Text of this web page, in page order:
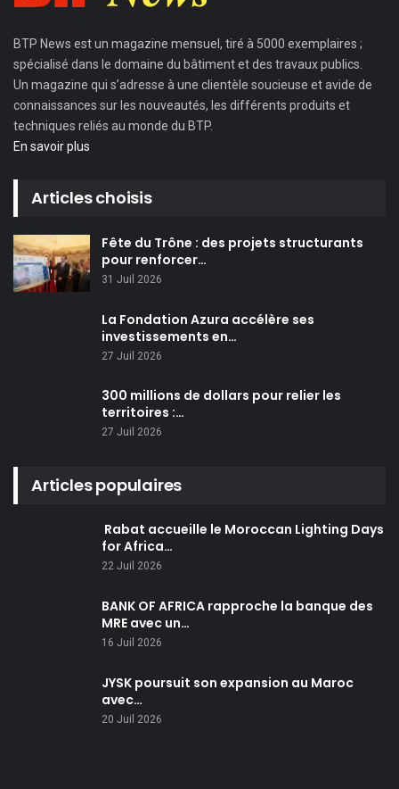
BTP News est un magazine mensuel, tiré à 5000 exemplaires ;
spécialisé dans le domaine du bâtiment et des travaux publics.
Un magazine qui s’adresse à une clientèle soucieuse et avide de
connaissances sur les nouveautés, les différents produits et
techniques reliés au monde du BTP.
En savoir plus
Articles choisis
Fête du Trône : des projets structurants
pour renforcer…
31 Juil 2026
La Fondation Azura accélère ses
investissements en…
27 Juil 2026
300 millions de dollars pour relier les
territoires :…
27 Juil 2026
Articles populaires
Rabat accueille le Moroccan Lighting Days
for Africa…
22 Juil 2026
BANK OF AFRICA rapproche la banque des
MRE avec un…
16 Juil 2026
JYSK poursuit son expansion au Maroc
avec…
20 Juil 2026